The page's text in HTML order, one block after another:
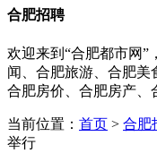
合肥招聘
欢迎来到“合肥都市网”
闻、合肥旅游、合肥美
合肥房价、合肥房产、
当前位置： 首页 > 合肥
举行